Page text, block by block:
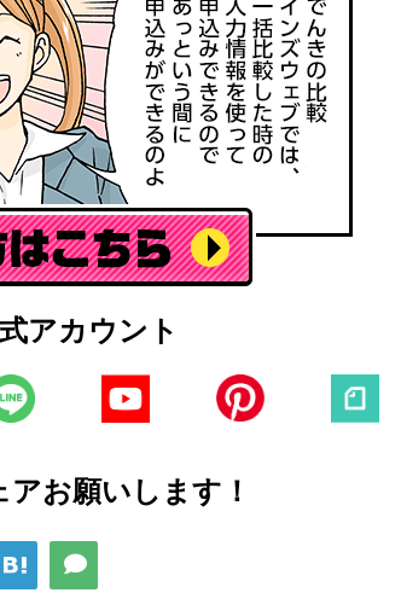
アカウント
アお願いします！